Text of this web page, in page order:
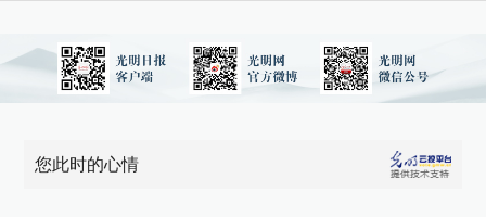
您此时的心情